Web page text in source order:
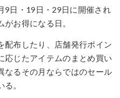
9日・19日・29日に開催され
がお得になる日。
配布したり、店舗発行ポイン
応じたアイテムのまとめ買い
なるその月ならではのセール
る。